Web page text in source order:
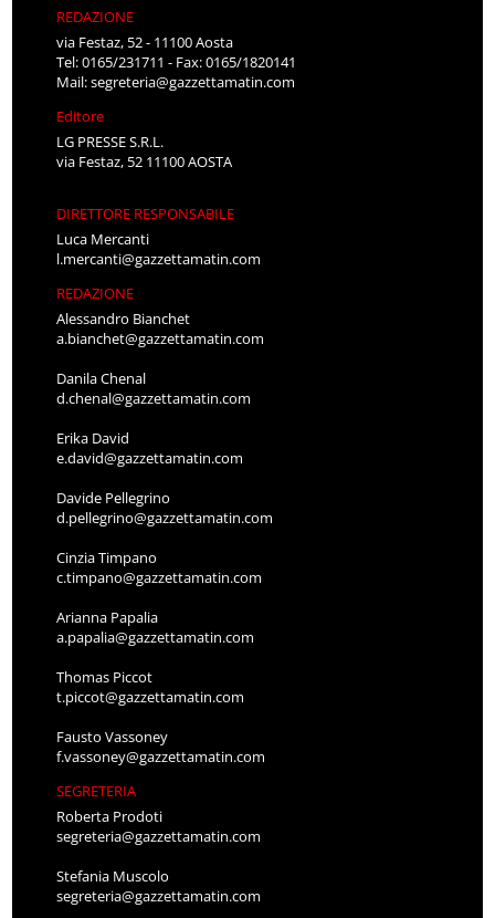
REDAZIONE
via Festaz, 52 - 11100 Aosta
Tel: 0165/231711 - Fax: 0165/1820141
Mail:segreteria@gazzettamatin.com
Editore
LG PRESSE S.R.L.
via Festaz, 52 11100 AOSTA
DIRETTORE RESPONSABILE
Luca Mercanti
l.mercanti@gazzettamatin.com
REDAZIONE
Alessandro Bianchet
a.bianchet@gazzettamatin.com
Danila Chenal
d.chenal@gazzettamatin.com
Erika David
e.david@gazzettamatin.com
Davide Pellegrino
d.pellegrino@gazzettamatin.com
Cinzia Timpano
c.timpano@gazzettamatin.com
Arianna Papalia
a.papalia@gazzettamatin.com
Thomas Piccot
t.piccot@gazzettamatin.com
Fausto Vassoney
f.vassoney@gazzettamatin.com
SEGRETERIA
Roberta Prodoti
segreteria@gazzettamatin.com
Stefania Muscolo
segreteria@gazzettamatin.com